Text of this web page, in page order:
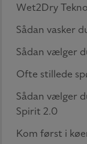
Wet2Dry
Sådan vasker
Sådan vælger
Ofte stillede
Sådan vælger
Spirit 2.0
Kom først i